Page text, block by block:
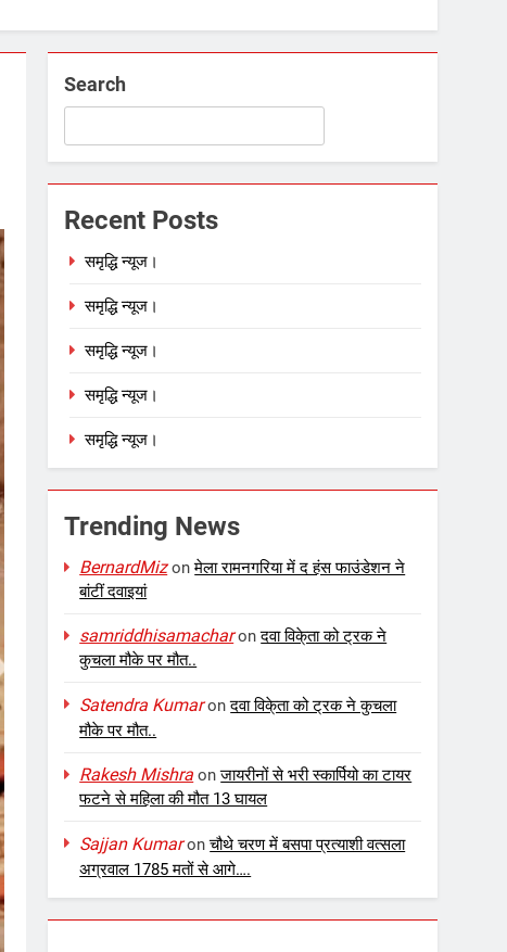
Search
Recent Posts
समृद्धि न्यूज।
समृद्धि न्यूज।
समृद्धि न्यूज।
समृद्धि न्यूज।
समृद्धि न्यूज।
Trending News
BernardMizonमेला रामनगरिया में द हंस फाउंडेशन ने
बांटीं दवाइयां
samriddhisamacharonदवा विके्ता को ट्रक ने
कुचला मौके पर मौत..
Satendra Kumaronदवा विके्ता को ट्रक ने कुचला
मौके पर मौत..
Rakesh Mishra onजायरीनों से भरी स्कार्पियो का टायर
फटने से महिला की मौत 13 घायल
Sajjan Kumaronचौथे चरण में बसपा प्रत्याशी वत्सला
अग्रवाल 1785 मतों से आगे….